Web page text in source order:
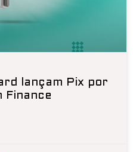
lançam Pix por
Finance